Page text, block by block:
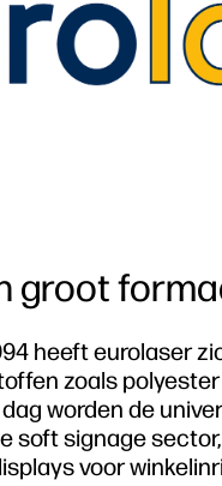
groot
heeft eurolaser
zoals
worden de
soft signage
voor